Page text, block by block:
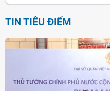
TIN TIÊU ĐIỂM